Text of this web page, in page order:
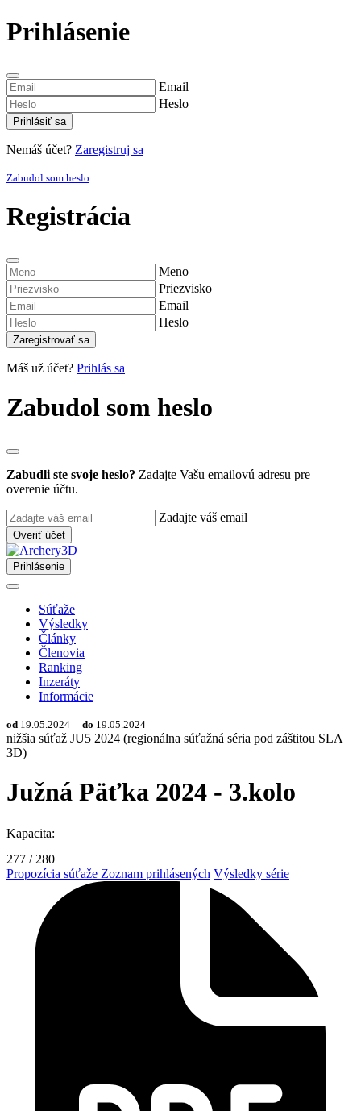
Prihlásenie
Email
Heslo
Prihlásiť sa
Nemáš účet? Zaregistruj sa
Zabudol som heslo
Registrácia
Meno
Priezvisko
Email
Heslo
Zaregistrovať sa
Máš už účet? Prihlás sa
Zabudol som heslo
Zabudli ste svoje heslo? Zadajte Vašu emailovú adresu pre
overenie účtu.
Zadajte váš email
Overiť účet
Prihlásenie
Súťaže
Výsledky
Články
Členovia
Ranking
Inzeráty
Informácie
od 19.05.2024 do 19.05.2024
nižšia súťaž JU5 2024 (regionálna súťažná séria pod záštitou SLA
3D)
Južná Päťka 2024 - 3.kolo
Kapacita:
277 / 280
Propozícia súťaže Zoznam prihlásených Výsledky série